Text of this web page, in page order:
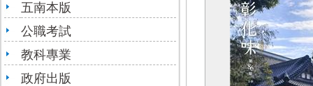
五南本版
公職考試
教科專業
政府出版